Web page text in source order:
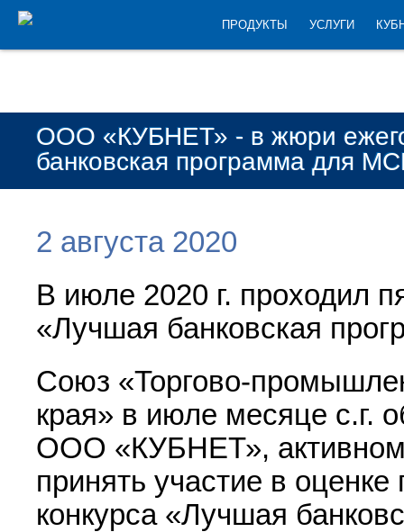
ПРОДУКТЫ УСЛУГИ
ООО «КУБНЕТ» - в жюри
банковская программа для
2 августа 2020
В июле 2020 г. проходил
«Лучшая банковская
Союз «Торгово-
края» в июле месяце с.г.
ООО «КУБНЕТ»,
принять участие в оценке
конкурса «Лучшая